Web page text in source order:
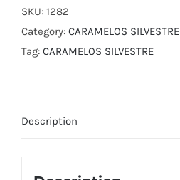
SKU: 1282
Category: CARAMELOS SILVESTRE
Tag: CARAMELOS SILVESTRE
Description